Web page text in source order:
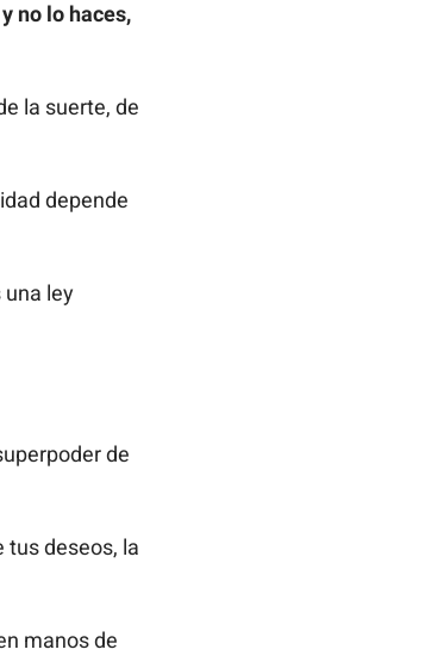
no lo haces,
la suerte, de
depende
ley
de
tus deseos, la
manos de